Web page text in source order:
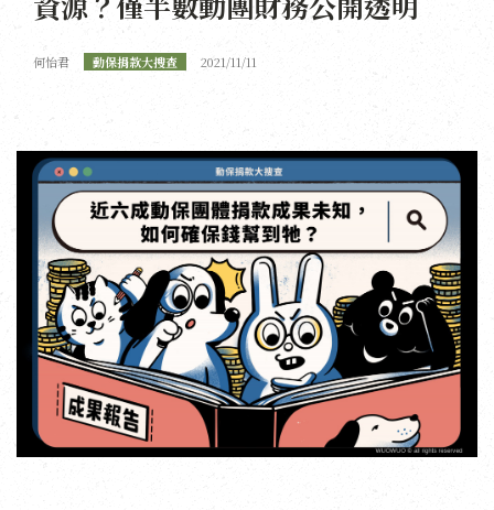
何怡君 動保捐款大搜查 2021/11/11